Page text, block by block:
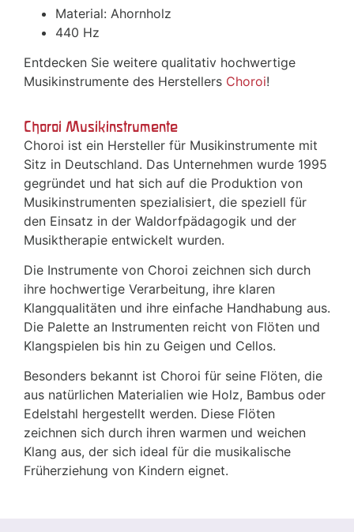
Material: Ahornholz
440 Hz
Entdecken Sie weitere qualitativ hochwertige
Musikinstrumente des Herstellers Choroi!
Choroi Musikinstrumente
Choroi ist ein Hersteller für Musikinstrumente mit
Sitz in Deutschland. Das Unternehmen wurde 1995
gegründet und hat sich auf die Produktion von
Musikinstrumenten spezialisiert, die speziell für
den Einsatz in der Waldorfpädagogik und der
Musiktherapie entwickelt wurden.
Die Instrumente von Choroi zeichnen sich durch
ihre hochwertige Verarbeitung, ihre klaren
Klangqualitäten und ihre einfache Handhabung aus.
Die Palette an Instrumenten reicht von Flöten und
Klangspielen bis hin zu Geigen und Cellos.
Besonders bekannt ist Choroi für seine Flöten, die
aus natürlichen Materialien wie Holz, Bambus oder
Edelstahl hergestellt werden. Diese Flöten
zeichnen sich durch ihren warmen und weichen
Klang aus, der sich ideal für die musikalische
Früherziehung von Kindern eignet.